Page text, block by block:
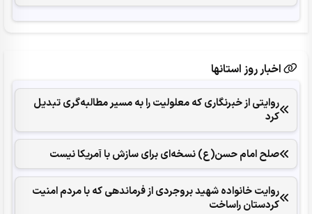
اخبار روز استانها
روایتی از خبرنگاری که معلولیت را به مسیر مطالبه‌گری تبدیل
کرد
صلح امام حسن(ع) نسخه‌ای برای سازش با آمریکا نیست
روایت خانواده شهید بروجردی از فرماندهی که با مردم امنیت
کردستان راساخت